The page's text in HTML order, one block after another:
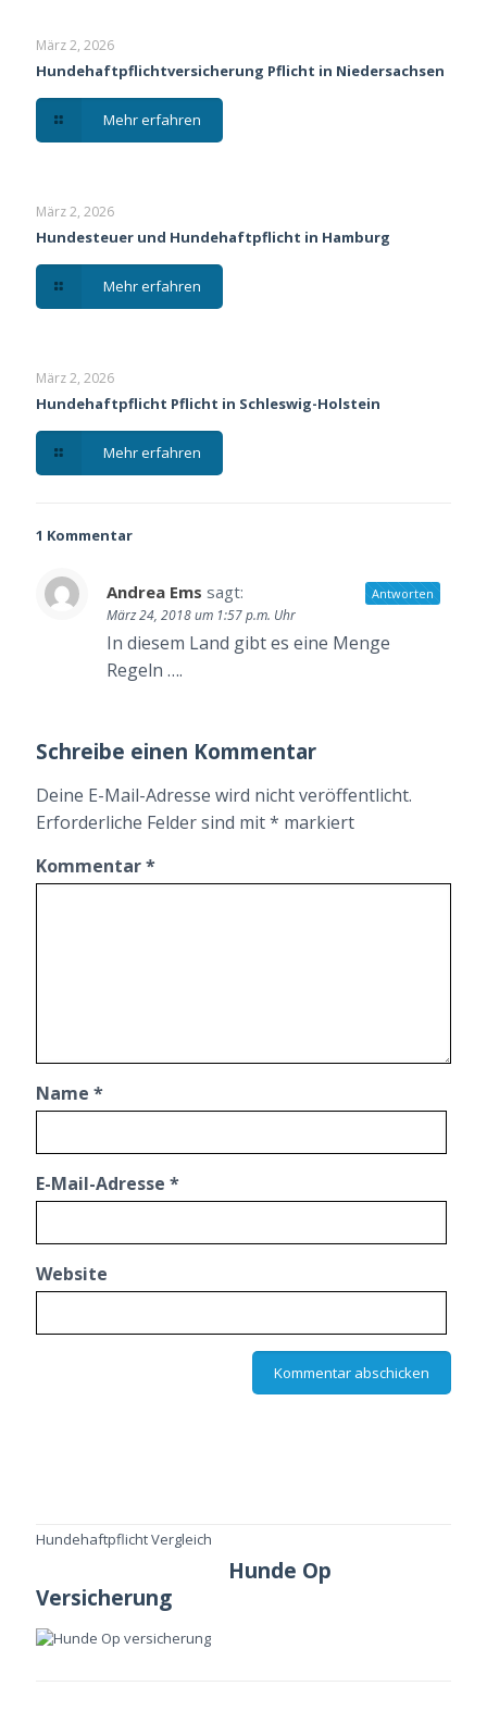
März 2, 2026
Hundehaftpflichtversicherung Pflicht in Niedersachsen
Mehr erfahren
März 2, 2026
Hundesteuer und Hundehaftpflicht in Hamburg
Mehr erfahren
März 2, 2026
Hundehaftpflicht Pflicht in Schleswig-Holstein
Mehr erfahren
1 Kommentar
Andrea Ems sagt:
März 24, 2018 um 1:57 p.m. Uhr
In diesem Land gibt es eine Menge
Regeln ….
Antworten
Schreibe einen Kommentar
Deine E-Mail-Adresse wird nicht veröffentlicht.
Erforderliche Felder sind mit* markiert
Kommentar*
Name *
E-Mail-Adresse *
Website
Hundehaftpflicht Vergleich
Hunde Op
Versicherung